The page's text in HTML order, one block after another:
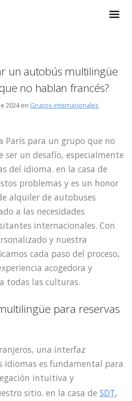
un autobús multilingüe
no hablan francés?
2024 en Grupos internacionales
París para un grupo que no
ser un desafío, especialmente
del idioma. en la casa de
problemas y es un honor
alquiler de autobuses
a las necesidades
internacionales. Con
y nuestra
cada paso del proceso,
acogedora y
todas las culturas.
para reservas
una interfaz
idiomas es fundamental para
intuitiva y
sitio. en la casa de SDT,